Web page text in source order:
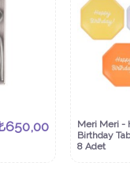
Meri Meri -
Birthday
8 Adet